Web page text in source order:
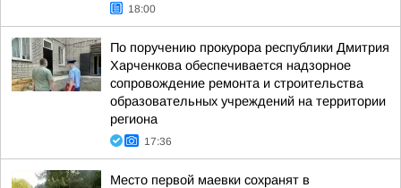
18:00
По поручению прокурора республики Дмитрия
Харченкова обеспечивается надзорное
сопровождение ремонта и строительства
образовательных учреждений на территории
региона
17:36
Место первой маевки сохранят в